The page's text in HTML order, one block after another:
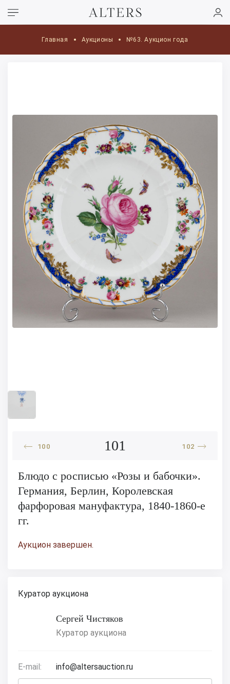
Главная Аукционы №63. Аукцион года
100 101 102
Блюдо с росписью «Розы и бабочки».
Германия, Берлин, Королевская
фарфоровая мануфактура, 1840-1860-е
гг.
Аукцион завершен.
Куратор аукциона
Сергей Чистяков
Куратор аукциона
E-mail: info@altersauction.ru